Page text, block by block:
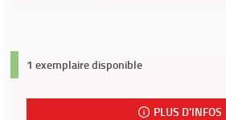
1 exemplaire disponible
PLUS D'INFOS